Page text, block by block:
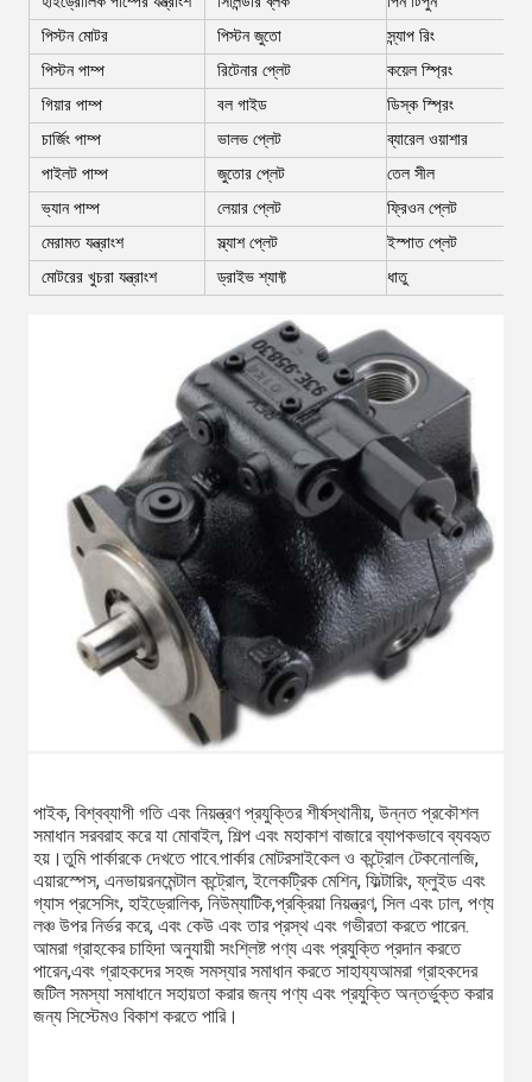
পিস্টন মোটর
পিস্টন জুতো
স্ন্যাপ রিং
পিস্টন পাম্প
রিটেনার প্লেট
কয়েল স্প্রিং
গিয়ার পাম্প
বল গাইড
ডিস্ক স্প্রিং
চার্জিং পাম্প
ভালভ প্লেট
ব্যারেল ওয়াশার
পাইলট পাম্প
জুতোর প্লেট
তেল সীল
ভ্যান পাম্প
লেয়ার প্লেট
ফ্রিওন প্লেট
মেরামত যন্ত্রাংশ
স্ল্যাশ প্লেট
ইস্পাত প্লেট
মোটরের খুচরা যন্ত্রাংশ
ড্রাইভ শ্যাফ্ট ধাতু
পাইক, বিশ্বব্যাপী গতি এবং নিয়ন্ত্রণ প্রযুক্তির শীর্ষস্থানীয়, উন্নত প্রকৌশল
সমাধান সরবরাহ করে যা মোবাইল, শিল্প এবং মহাকাশ বাজারে ব্যাপকভাবে ব্যবহৃত
হয়।তুমি পার্কারকে দেখতে পাবে.পার্কার মোটরসাইকেল ও কন্ট্রোল টেকনোলজি,
এয়ারস্পেস, এনভায়রনমেন্টাল কন্ট্রোল, ইলেকট্রিক মেশিন, ফিল্টারিং, ফ্লুইড এবং
গ্যাস প্রসেসিং, হাইড্রোলিক, নিউম্যাটিক,প্রক্রিয়া নিয়ন্ত্রণ, সিল এবং ঢাল, পণ্য
লঞ্চ উপর নির্ভর করে, এবং কেউ এবং তার প্রস্থ এবং গভীরতা করতে পারেন.
আমরা গ্রাহকের চাহিদা অনুযায়ী সংশ্লিষ্ট পণ্য এবং প্রযুক্তি প্রদান করতে
পারেন,এবং গ্রাহকদের সহজ সমস্যার সমাধান করতে সাহায্যআমরা গ্রাহকদের
জটিল সমস্যা সমাধানে সহায়তা করার জন্য পণ্য এবং প্রযুক্তি অন্তর্ভুক্ত করার
জন্য সিস্টেমও বিকাশ করতে পারি।